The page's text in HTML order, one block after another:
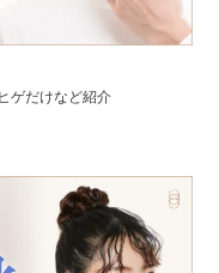
ゲだけなど紹介